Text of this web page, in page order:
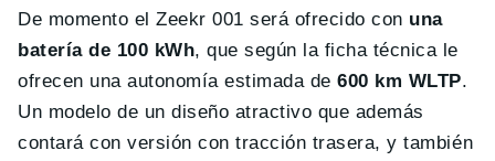
De momento el Zeekr 001 será ofrecido con una
batería de 100 kWh, que según la ficha técnica le
ofrecen una autonomía estimada de600 km WLTP.
Un modelo de un diseño atractivo que además
contará con versión con tracción trasera, y también